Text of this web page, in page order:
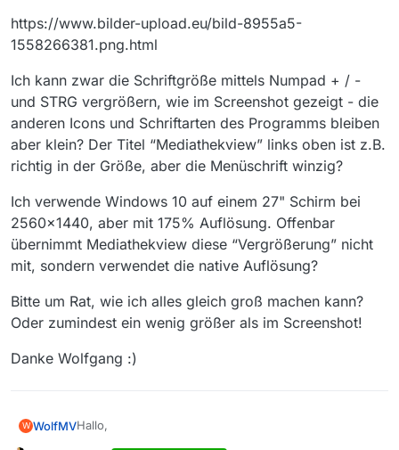
https://www.bilder-upload.eu/bild-8955a5-
1558266381.png.html
Ich kann zwar die Schriftgröße mittels Numpad + / -
und STRG vergrößern, wie im Screenshot gezeigt - die
anderen Icons und Schriftarten des Programms bleiben
aber klein? Der Titel “Mediathekview” links oben ist z.B.
richtig in der Größe, aber die Menüschrift winzig?
Ich verwende Windows 10 auf einem 27" Schirm bei
2560x1440, aber mit 175% Auflösung. Offenbar
übernimmt Mediathekview diese “Vergrößerung” nicht
mit, sondern verwendet die native Auflösung?
Bitte um Rat, wie ich alles gleich groß machen kann?
Oder zumindest ein wenig größer als im Screenshot!
Danke Wolfgang :)
W WolfMVHallo,